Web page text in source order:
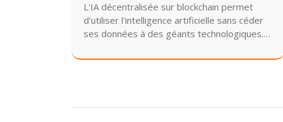
L'IA décentralisée sur blockchain permet
d'utiliser l'intelligence artificielle sans céder
ses données à des géants technologiques.
clés, les avantages réels et les limites